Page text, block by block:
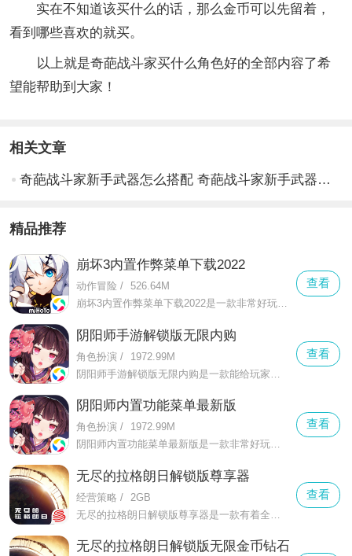
实在不知道该买什么的话，那么金币可以先留着，
看到哪些喜欢的就买。
以上就是奇葩战斗家买什么角色好的全部内容了希
望能帮助到大家！
相关文章
奇葩战斗家新手武器怎么搭配 奇葩战斗家新手武器的搭配方法
精品推荐
崩坏3内置作弊菜单下载2022
动作冒险 / 526.64M
崩坏3内置作弊菜单下载2022是一款非常好玩并且十分精彩的对战二次元动作游戏，在这款崩坏3内置作弊菜单下载2022中有着而更加真实刺激的较量不断的开启
查看
阴阳师手游解锁版无限内购
角色扮演 /
1972.99M
查看
阴阳师内置功能菜单最新版
角色扮演 /
1972.99M
阴阳师内置功能菜单最新版是一款非常好玩的角色扮演类游戏，在这款阴阳师内置功能菜单最新版中能更好的手机并命令各种妖怪为自己而战
查看
无尽的拉格朗日解锁版尊享器
经营策略 /
2GB
查看
无尽的拉格朗日解锁版无限金币钻石